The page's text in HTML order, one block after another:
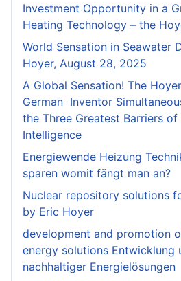
Investment Opportunity in a
Heating Technology – the
World Sensation in Seawater
Hoyer, August 28, 2025
A Global Sensation! The
German Inventor
the Three Greatest Barriers
Intelligence
Energiewende Heizung
sparen womit fängt man an?
Nuclear repository solutions
by Eric Hoyer
development and promotion
energy solutions Entwicklung
nachhaltiger Energielösungen